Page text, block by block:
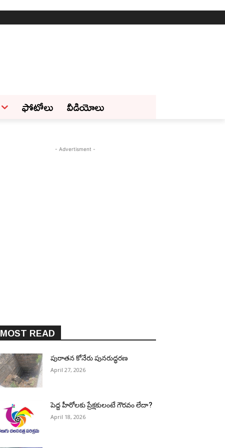
ఫోటోలు వీడియోలు
- Advertisment -
MOST READ
పురాత‌న కోనేరు పున‌రుద్ధ‌ర‌ణ
April 27, 2026
పెద్ద హీరోల‌కు ప్రేక్ష‌కులంటే గౌర‌వం లేదా?
April 18, 2026